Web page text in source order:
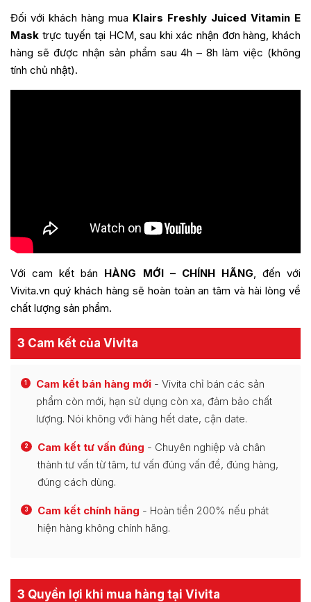
Đối với khách hàng mua Klairs Freshly Juiced Vitamin E
Mask trực tuyến tại HCM, sau khi xác nhận đơn hàng, khách
hàng sẽ được nhận sản phẩm sau 4h – 8h làm việc (không
tính chủ nhật).
Với cam kết bán HÀNG MỚI – CHÍNH HÃNG , đến với
Vivita.vn quý khách hàng sẽ hoàn toàn an tâm và hài lòng về
chất lượng sản phẩm.
3 Cam kết của Vivita
1 Cam kết bán hàng mới - Vivita chỉ bán các sản
phẩm còn mới, hạn sử dụng còn xa, đảm bảo chất
lượng. Nói không với hàng hết date, cận date.
2 Cam kết tư vấn đúng - Chuyên nghiệp và chân
thành tư vấn từ tâm, tư vấn đúng vấn đề, đúng hàng,
đúng cách dùng.
3 Cam kết chính hãng - Hoàn tiền 200% nếu phát
hiện hàng không chính hãng.
3 Quyền lợi khi mua hàng tại Vivita